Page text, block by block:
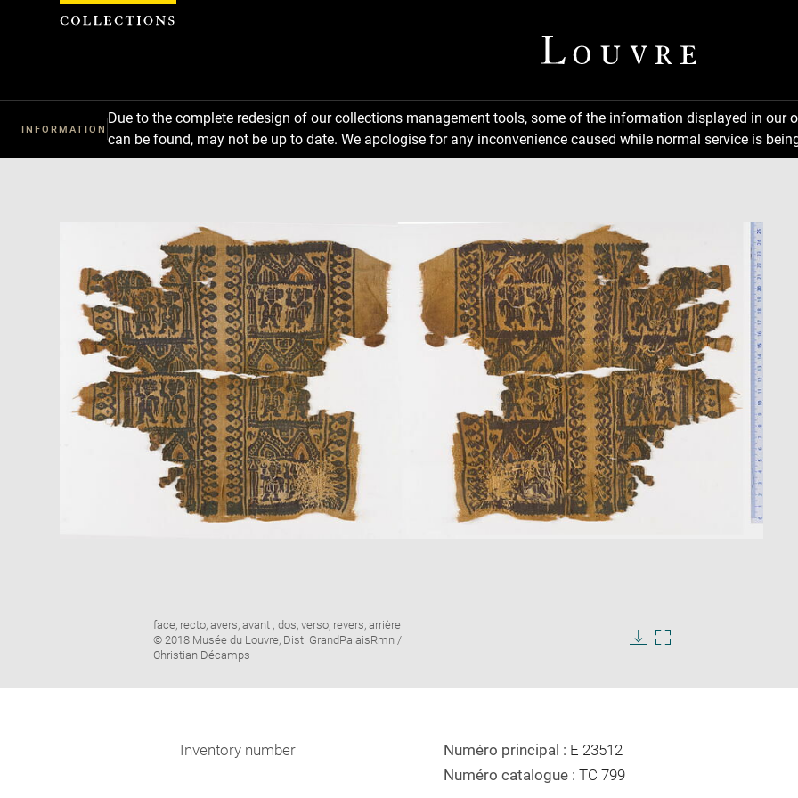
INFORMATION
Due to the complete redesign of our collections management tools, some of the information displayed in
can be found, may not be up to date. We apologise for any inconvenience caused while normal service is
Image
caption:
face, recto, avers, avant ; dos, verso, revers, arrière
© 2018 Musée du Louvre, Dist. GrandPalaisRmn /
Christian Décamps
in
Inventory number Numéro principal : E 23512
Numéro catalogue : TC 799
Cookies management panel